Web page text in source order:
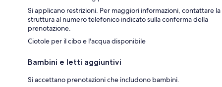
Si applicano restrizioni. Per maggiori informazioni, contattare la
struttura al numero telefonico indicato sulla conferma della
prenotazione.
Ciotole per il cibo e l'acqua disponibile
Bambini e letti aggiuntivi
Si accettano prenotazioni che includono bambini.